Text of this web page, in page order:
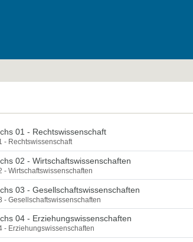
01 - Rechtswissenschaft
- Rechtswissenschaft
02 - Wirtschaftswissenschaften
- Wirtschaftswissenschaften
03 - Gesellschaftswissenschaften
- Gesellschaftswissenschaften
04 - Erziehungswissenschaften
- Erziehungswissenschaften